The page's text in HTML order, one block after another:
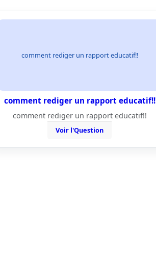
comment rediger un rapport educatif!!
comment rediger un rapport educatif!!
comment rediger un rapport educatif!!
Voir l'Question